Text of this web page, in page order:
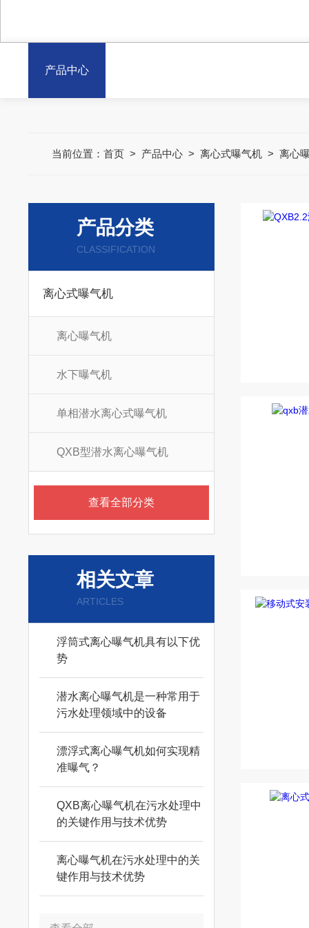
产品中心
当前位置： 首页> 产品中心> 离心式曝气机> 离心
产品分类
CLASSIFICATION
离心式曝气机
离心曝气机
水下曝气机
单相潜水离心式曝气机
QXB型潜水离心曝气机
查看全部分类
相关文章
ARTICLES
浮筒式离心曝气机具有以下优
势
潜水离心曝气机是一种常用于
污水处理领域中的设备
漂浮式离心曝气机如何实现精
准曝气？
QXB离心曝气机在污水处理中
的关键作用与技术优势
离心曝气机在污水处理中的关
键作用与技术优势